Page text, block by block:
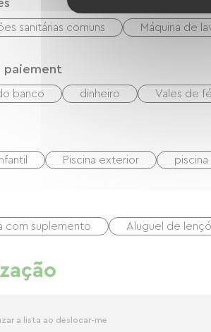
sanitárias comuns Máquina de
paiement
banco dinheiro Vales de
Piscina exterior
com suplemento Aluguel de
a lista ao deslocar-me